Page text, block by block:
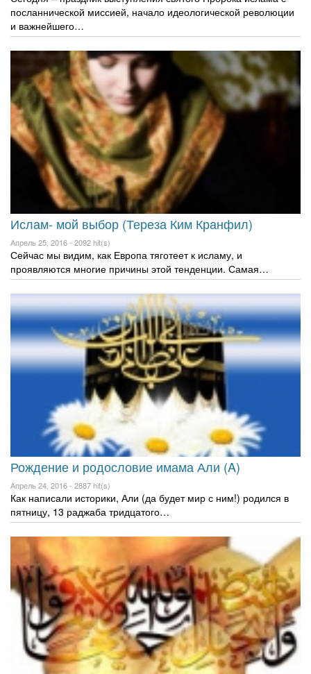
посланнической миссией, начало идеологической революции
и важнейшего…
Ислам- мой выбор (Тереза Ким Кранфил)
Апрель 25, 2016 - 2092 hit(s)
Сейчас мы видим, как Европа тяготеет к исламу, и
проявляются многие причины этой тенденции. Самая…
Рождение и родословие имама Али (A)
Апрель 24, 2016 - 2887 hit(s)
Как написали историки, Али (да будет мир с ним!) родился в
пятницу, 13 раджаба тридцатого…